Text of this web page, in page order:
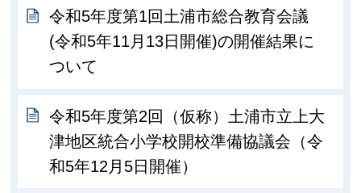
令和5年度第1回土浦市総合教育会議
(令和5年11月13日開催)の開催結果に
ついて
令和5年度第2回（仮称）土浦市立上大
津地区統合小学校開校準備協議会（令
和5年12月5日開催）